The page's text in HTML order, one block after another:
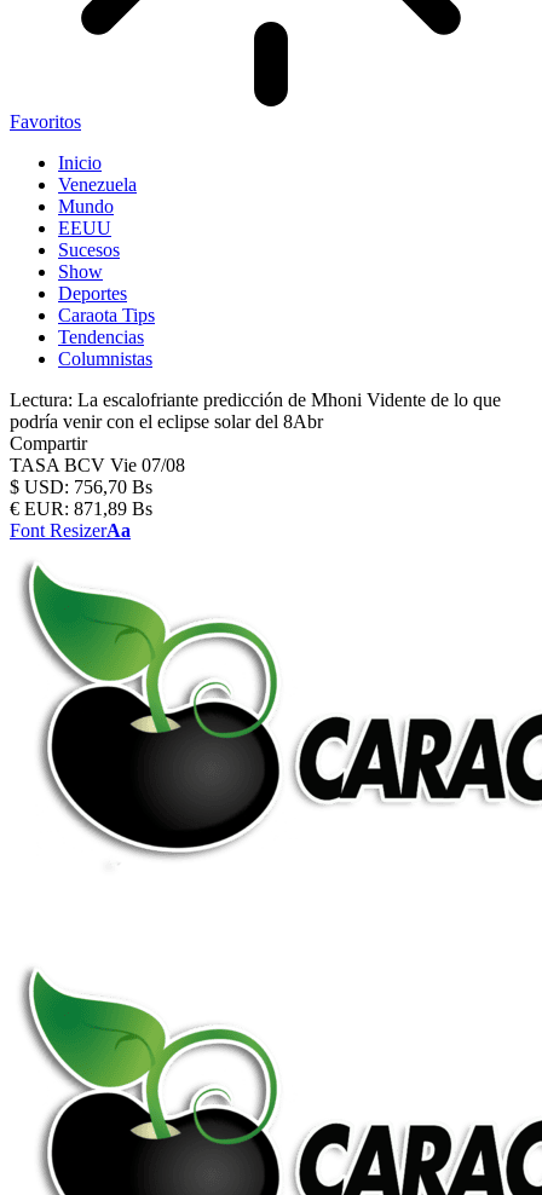
Favoritos
Inicio
Venezuela
Mundo
EEUU
Sucesos
Show
Deportes
Caraota Tips
Tendencias
Columnistas
Lectura: La escalofriante predicción de Mhoni Vidente de lo que
podría venir con el eclipse solar del 8Abr
Compartir
TASA BCV Vie 07/08
$ USD: 756,70 Bs
€ EUR: 871,89 Bs
Font ResizerAa